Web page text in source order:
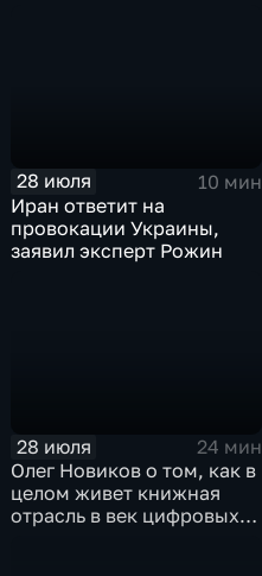
28 июля
10 мин
Иран ответит на
провокации Украины,
заявил эксперт Рожин
28 июля
24 мин
Олег Новиков о том, как в
целом живет книжная
отрасль в век цифровых